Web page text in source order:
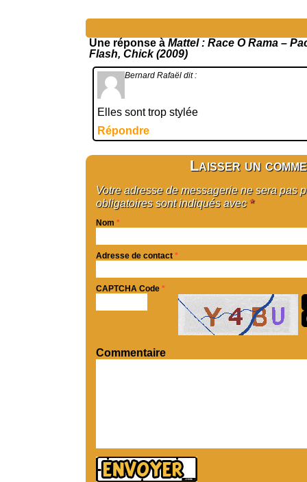
Une réponse à Mattel : Race O Rama –
Flash, Chick (2009)
Bernard Rafaël dit :
Elles sont trop stylée
Répondre
Laisser un
Votre adresse de messagerie ne sera pas
obligatoires sont indiqués avec *
Nom *
Adresse de contact *
CAPTCHA Code *
Commentaire